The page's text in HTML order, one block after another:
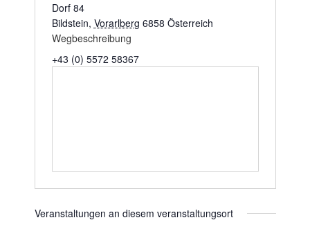
Dorf 84
Bildstein, Vorarlberg 6858 Österreich
Wegbeschreibung
+43 (0) 5572 58367
Veranstaltungen an diesem veranstaltungsort